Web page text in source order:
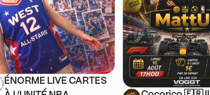
ÉNORME LIVE CARTES